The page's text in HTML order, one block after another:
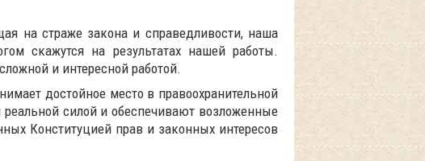
на страже закона и справедливости, наша
скажутся на результатах нашей работы.
и интересной работой.
достойное место в правоохранительной
силой и обеспечивают возложенные
Конституцией прав и законных интересов